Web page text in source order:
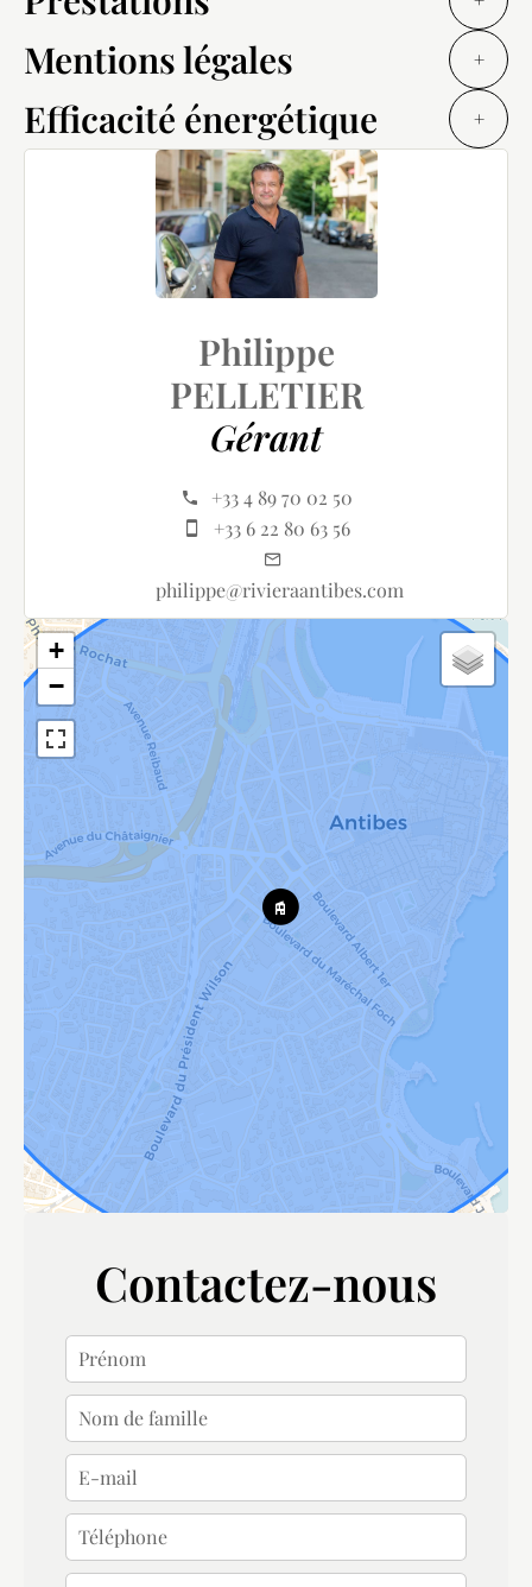
Mentions légales +
Efficacité énergétique +
Philippe
PELLETIER
Gérant
+33 4 89 70 02 50
+33 6 22 80 63 56
philippe@rivieraantibes.com
+
−
Contactez-nous